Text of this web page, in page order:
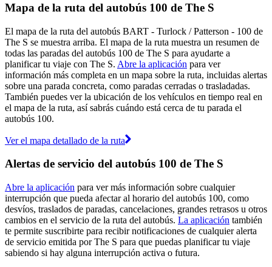
Mapa de la ruta del autobús 100 de The S
El mapa de la ruta del autobús BART - Turlock / Patterson - 100 de
The S se muestra arriba. El mapa de la ruta muestra un resumen de
todas las paradas del autobús 100 de The S para ayudarte a
planificar tu viaje con The S. Abre la aplicación para ver
información más completa en un mapa sobre la ruta, incluidas alertas
sobre una parada concreta, como paradas cerradas o trasladadas.
También puedes ver la ubicación de los vehículos en tiempo real en
el mapa de la ruta, así sabrás cuándo está cerca de tu parada el
autobús 100.
Ver el mapa detallado de la ruta
Alertas de servicio del autobús 100 de The S
Abre la aplicación para ver más información sobre cualquier
interrupción que pueda afectar al horario del autobús 100, como
desvíos, traslados de paradas, cancelaciones, grandes retrasos u otros
cambios en el servicio de la ruta del autobús. La aplicación también
te permite suscribirte para recibir notificaciones de cualquier alerta
de servicio emitida por The S para que puedas planificar tu viaje
sabiendo si hay alguna interrupción activa o futura.